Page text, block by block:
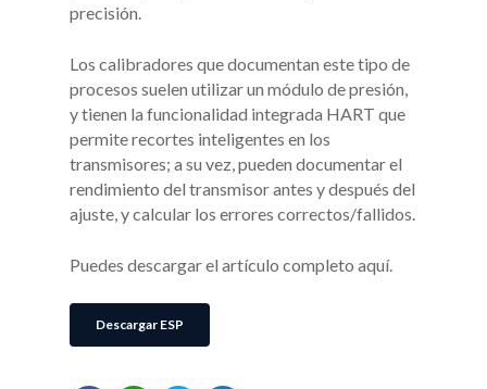
precisión.
Los calibradores que documentan este tipo de
procesos suelen utilizar un módulo de presión,
y tienen la funcionalidad integrada HART que
permite recortes inteligentes en los
transmisores; a su vez, pueden documentar el
rendimiento del transmisor antes y después del
ajuste, y calcular los errores correctos/fallidos.
Puedes descargar el artículo completo aquí.
Descargar ESP